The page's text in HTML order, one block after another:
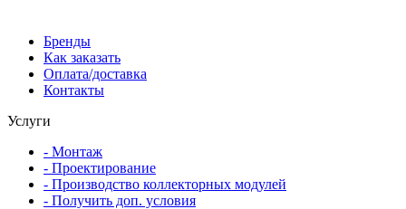
Бренды
Как заказать
Оплата/доставка
Контакты
Услуги
- Монтаж
- Проектирование
- Производство коллекторных модулей
- Получить доп. условия